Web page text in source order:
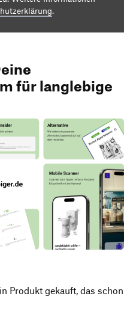
.
für langlebige
Produkt gekauft, das schon